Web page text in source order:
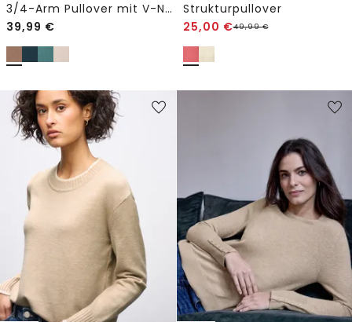
3/4-Arm Pullover mit V-Neck und Strukturfront
39,99 €
Strukturpullover
25,00 €49,99€